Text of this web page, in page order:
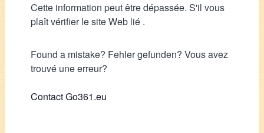
Cette information peut être dépassée. S'il vous
plaît vérifier le site Web lié .
Found a mistake? Fehler gefunden? Vous avez
trouvé une erreur?
Contact Go361.eu